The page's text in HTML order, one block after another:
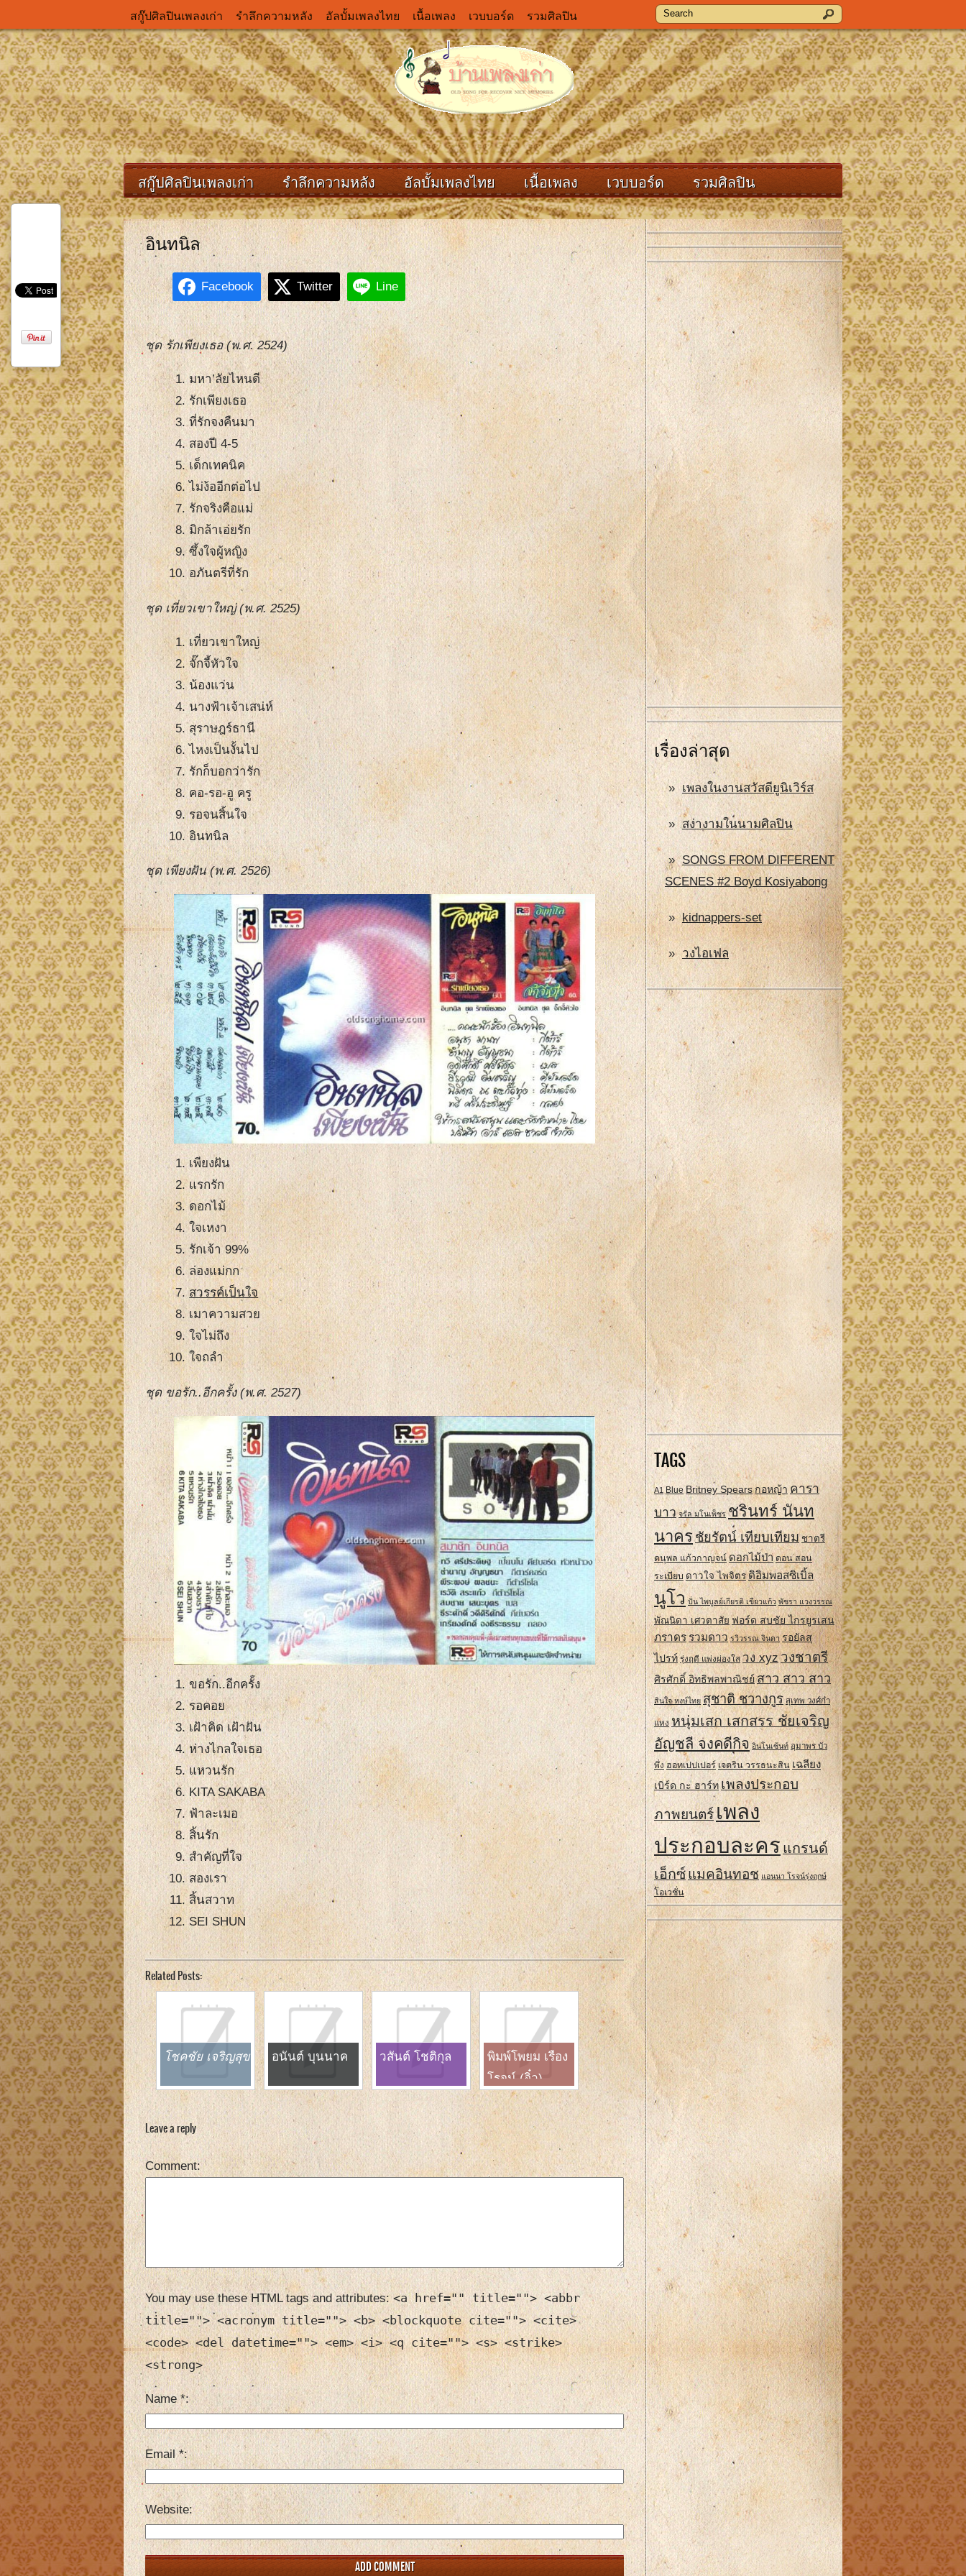
สกู๊ปศิลปินเพลงเก่า รำลึกความหลัง อัลบั้มเพลงไทย เนื้อเพลง เวบบอร์ด รวมศิลปิน
สกู๊ปศิลปินเพลงเก่า รำลึกความหลัง อัลบั้มเพลงไทย เนื้อเพลง เวบบอร์ด รวมศิลปิน
เรื่องล่าสุด
เพลงในงานสวัสดียูนิเวิร์ส
สง่างามในนามศิลปิน
SONGS FROM DIFFERENT
SCENES #2 Boyd Kosiyabong
kidnappers-set
วงไอเฟล
TAGS
A1 Blue Britney Spearsกอหญ้า คารา
บาว จรัล มโนเพ็ชร ชรินทร์ นันท
นาครชัยรัตน์ เทียบเทียม ชาตรี
ดนุพล แก้วกาญจน์ ดอกไม้ป่า ดอน สอน
ระเบียบ ดาวใจ ไพจิตร ดิอิมพอสซิเบิ้ล
นูโว ปั่น ไพบูลย์เกียรติ เขียวแก้ว พัชรา แวงวรรณ
พัณนิดา เศวตาสัย ฟอร์ด สบชัย ไกรยูรเสน
ภราดร รวมดาว รวิวรรณ จินดา รอยัลส
ไปรท์ รุ่งฤดี แพ่งผ่องใส วง xyz วงชาตรี
ศิรศักดิ์ อิทธิพลพาณิชย์สาว สาว สาว
สินใจ หงษ์ไทย สุชาติ ชวางกูร สุเทพ วงศ์กํา
แหง หนุ่มเสก เสกสรร ชัยเจริญ
อัญชลี จงคดีกิจ อินโนเซ้นท์ อุมาพร บัว
พึ่ง ฮอทเปปเปอร์ เจตริน วรรธนะสิน เฉลียง
เบิร์ด กะ ฮาร์ท เพลงประกอบ
ภาพยนตร์เพลง
ประกอบละคร แกรนด์
เอ็กซ์แมคอินทอช แอนนา โรจน์รุ่งฤกษ์
โอเวชั่น
อินทนิล
Facebook Twitter Line
ชุด รักเพียงเธอ (พ.ศ. 2524)
มหา’ลัยไหนดี
รักเพียงเธอ
ที่รักจงคืนมา
สองปี 4-5
เด็กเทคนิค
ไม่ง้ออีกต่อไป
รักจริงคือแม่
มิกล้าเอ่ยรัก
ซึ้งใจผู้หญิง
อภันตรีที่รัก
ชุด เที่ยวเขาใหญ่ (พ.ศ. 2525)
เที่ยวเขาใหญ่
จั๊กจี้หัวใจ
น้องแว่น
นางฟ้าเจ้าเสน่ห์
สุราษฎร์ธานี
ไหงเป็นงั้นไป
รักก็บอกว่ารัก
คอ-รอ-อู ครู
รอจนสิ้นใจ
อินทนิล
ชุด เพียงฝัน (พ.ศ. 2526)
เพียงฝัน
แรกรัก
ดอกไม้
ใจเหงา
รักเจ้า 99%
ล่องแม่กก
สวรรค์เป็นใจ
เมาความสวย
ใจไม่ถึง
ใจถลำ
ชุด ขอรัก..อีกครั้ง (พ.ศ. 2527)
ขอรัก..อีกครั้ง
รอคอย
เฝ้าคิด เฝ้าฝัน
ห่างไกลใจเธอ
แหวนรัก
KITA SAKABA
ฟ้าละเมอ
สิ้นรัก
สำคัญที่ใจ
สองเรา
สิ้นสวาท
SEI SHUN
Related Posts:
โชคชัย เจริญสุข อนันต์ บุนนาค วสันต์ โชติกุล
พิมพ์โพยม เรือง
โรจน์ (อิ๋ว)
Leave a reply
Comment
You may use these HTML tags and attributes: <a href="" title=""> <abbr
title=""> <acronym title=""> <b> <blockquote cite=""> <cite>
<code> <del datetime=""> <em> <i> <q cite=""> <s> <strike>
<strong>
Name*
Email*
Website